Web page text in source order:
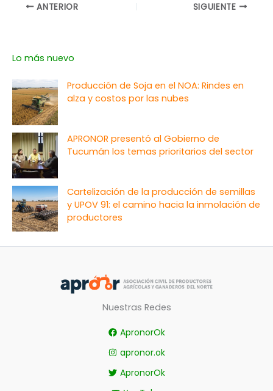
ANTERIOR SIGUIENTE
Lo más nuevo
Producción de Soja en el NOA: Rindes en
alza y costos por las nubes
APRONOR presentó al Gobierno de
Tucumán los temas prioritarios del sector
Cartelización de la producción de semillas
y UPOV 91: el camino hacia la inmolación de
productores
Nuestras Redes
ApronorOk
apronor.ok
ApronorOk